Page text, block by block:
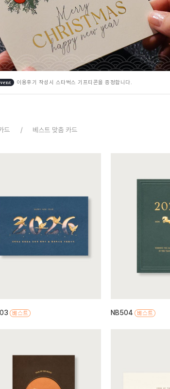
이용후기 작성시 스타벅스 기프티콘을 증정합니다.
드 베스트 맞춤 카드
NB504